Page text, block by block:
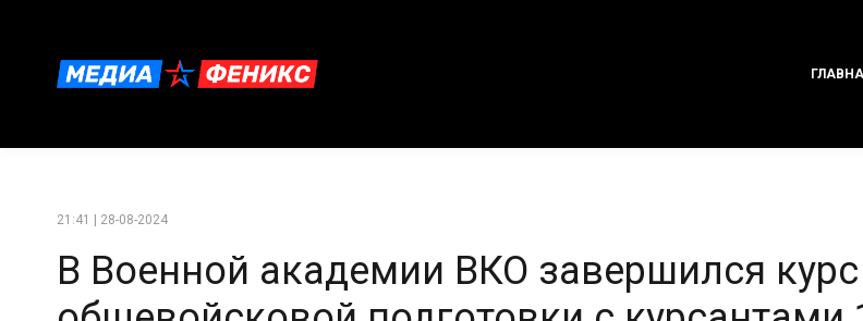
21:41 | 28-08-2024
В Военной академии ВКО завершился курс